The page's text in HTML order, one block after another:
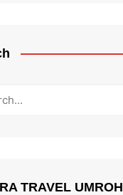
TRAVEL UMROH